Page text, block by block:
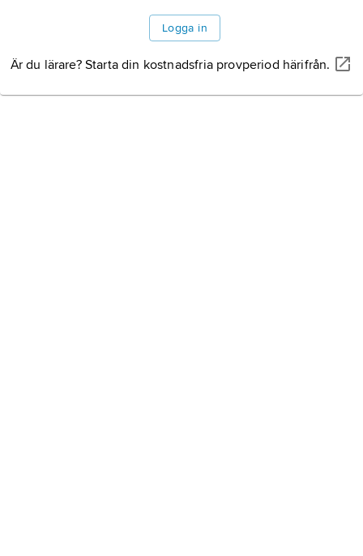
Logga in
Är du lärare? Starta din kostnadsfria provperiod härifrån.